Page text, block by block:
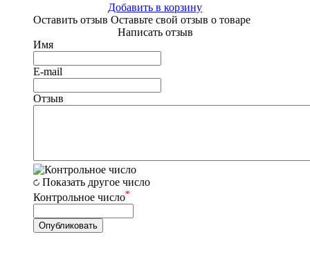
Добавить в корзину
Оставить отзыв Оставьте свой отзыв о товаре
Написать отзыв
Имя
E-mail
Отзыв
Показать другое число
Контрольное число*